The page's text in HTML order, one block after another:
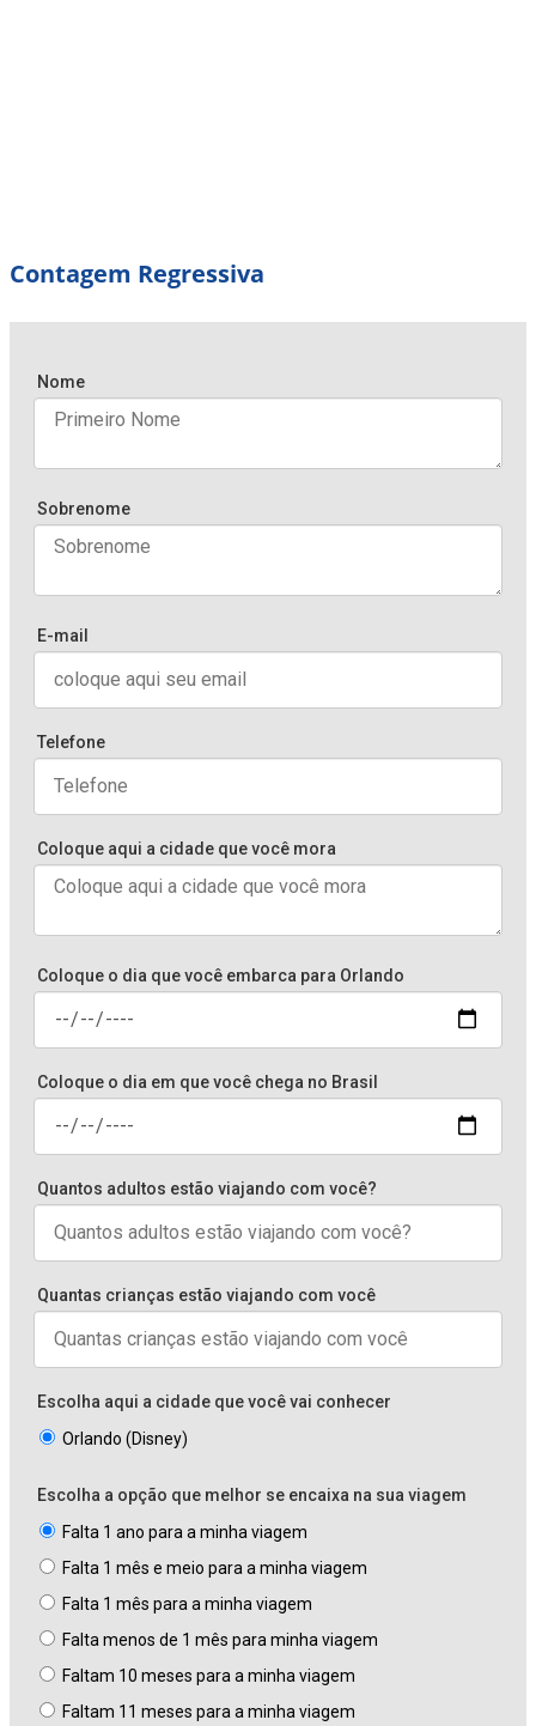
Contagem Regressiva
Nome
Sobrenome
E-mail
Telefone
Coloque aqui a cidade que você mora
Coloque o dia que você embarca para Orlando
Coloque o dia em que você chega no Brasil
Quantos adultos estão viajando com você?
Quantas crianças estão viajando com você
Escolha aqui a cidade que você vai conhecer
Orlando (Disney)
Escolha a opção que melhor se encaixa na sua viagem
Falta 1 ano para a minha viagem
Falta 1 mês e meio para a minha viagem
Falta 1 mês para a minha viagem
Falta menos de 1 mês para minha viagem
Faltam 10 meses para a minha viagem
Faltam 11 meses para a minha viagem